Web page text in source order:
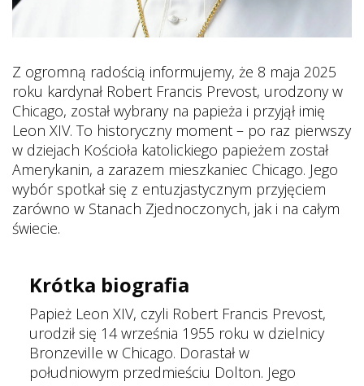
Z ogromną radością informujemy, że 8 maja 2025
roku kardynał Robert Francis Prevost, urodzony w
Chicago, został wybrany na papieża i przyjął imię
Leon XIV. To historyczny moment – po raz pierwszy
w dziejach Kościoła katolickiego papieżem został
Amerykanin, a zarazem mieszkaniec Chicago. Jego
wybór spotkał się z entuzjastycznym przyjęciem
zarówno w Stanach Zjednoczonych, jak i na całym
świecie.
Krótka biografia
Papież Leon XIV, czyli Robert Francis Prevost,
urodził się 14 września 1955 roku w dzielnicy
Bronzeville w Chicago. Dorastał w
południowym przedmieściu Dolton. Jego